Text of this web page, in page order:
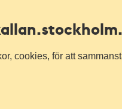
cookies, för att